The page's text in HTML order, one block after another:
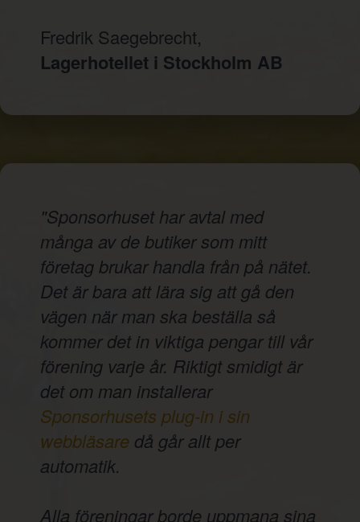
Fredrik Saegebrecht,
Lagerhotellet i Stockholm AB
"Sponsorhuset har avtal med
många av de butiker som mitt
företag brukar handla från på nätet.
Det är bara att lära sig att gå den
vägen när man ska beställa så
kommer det in viktiga pengar till vår
förening varje år. Riktigt smidigt är
det om man installerar
Sponsorhusets plug-in i sin
webbläsare då går allt per
automatik.
Alla föreningar borde uppmana sina